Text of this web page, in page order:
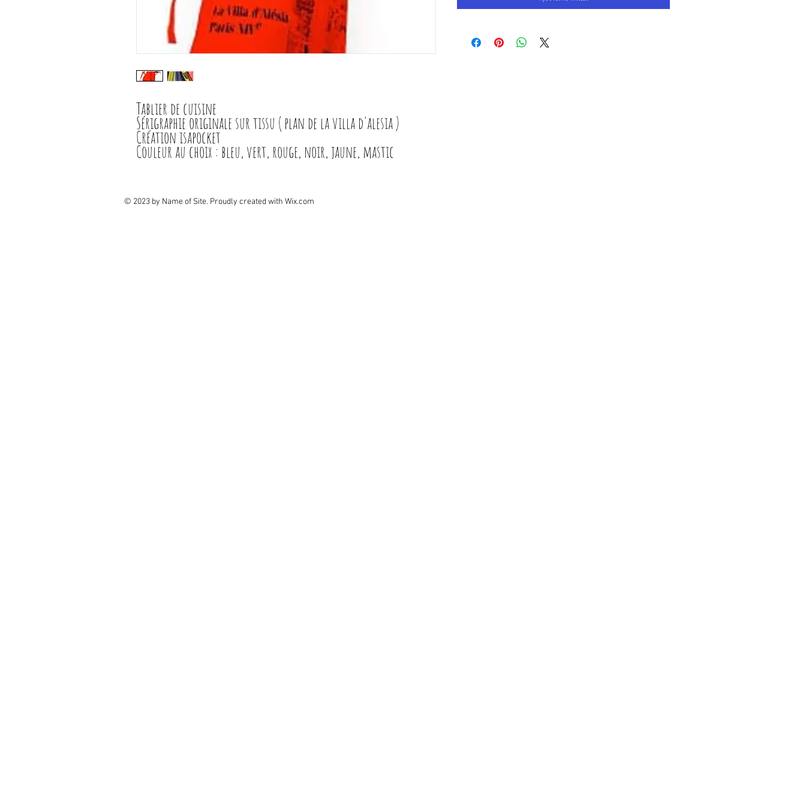
Tablier de cuisine
Sérigraphie originale sur tissu ( plan de la villa d'alesia )
Création isapocket
Couleur au choix : bleu, vert, rouge, noir, jaune, mastic
© 2023 by Name of Site. Proudly created with Wix.com